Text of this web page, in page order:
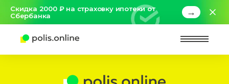
Скидка 2000 ₽ на страховку ипотеки от
Сбербанка
→